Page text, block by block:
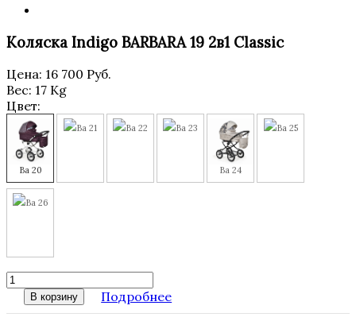
Коляска Indigo BARBARA 19 2в1 Classic
Цена: 16 700 Руб.
Вес: 17 Kg
Цвет:
Ba 20
Ba 21 Ba 22 Ba 23
Ba 24
Ba 25
Ba 26
В корзину Подробнее